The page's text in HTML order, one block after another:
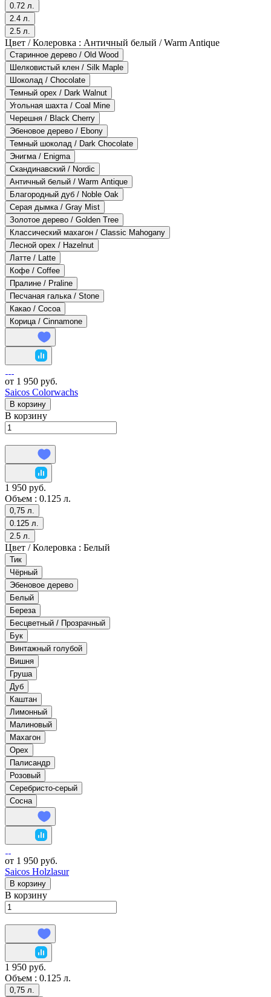
0.72 л.
2.4 л.
2.5 л.
Цвет / Колеровка : Античный белый / Warm Antique
Старинное дерево / Old Wood
Шелковистый клен / Silk Maple
Шоколад / Chocolate
Темный орех / Dark Walnut
Угольная шахта / Coal Mine
Черешня / Black Cherry
Эбеновое дерево / Ebony
Темный шоколад / Dark Chocolate
Энигма / Enigma
Скандинавский / Nordic
Античный белый / Warm Antique
Благородный дуб / Noble Oak
Серая дымка / Gray Mist
Золотое дерево / Golden Tree
Классический махагон / Classic Mahogany
Лесной орех / Hazelnut
Латте / Latte
Кофе / Coffee
Пралине / Praline
Песчаная галька / Stone
Какао / Cocoa
Корица / Cinnamone
от 1 950 руб.
Saicos Colorwachs
В корзину
В корзину
1 950 руб.
Объем : 0.125 л.
0,75 л.
0.125 л.
2.5 л.
Цвет / Колеровка : Белый
Тик
Чёрный
Эбеновое дерево
Белый
Береза
Бесцветный / Прозрачный
Бук
Винтажный голубой
Вишня
Груша
Дуб
Каштан
Лимонный
Малиновый
Махагон
Орех
Палисандр
Розовый
Серебристо-серый
Сосна
от 1 950 руб.
Saicos Holzlasur
В корзину
В корзину
1 950 руб.
Объем : 0.125 л.
0,75 л.